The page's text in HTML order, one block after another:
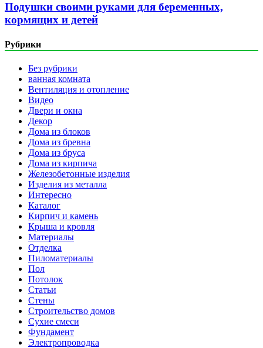
Подушки своими руками для беременных,
кормящих и детей
Рубрики
Без рубрики
ванная комната
Вентиляция и отопление
Видео
Двери и окна
Декор
Дома из блоков
Дома из бревна
Дома из бруса
Дома из кирпича
Железобетонные изделия
Изделия из металла
Интересно
Каталог
Кирпич и камень
Крыша и кровля
Материалы
Отделка
Пиломатериалы
Пол
Потолок
Статьи
Стены
Строительство домов
Сухие смеси
Фундамент
Электропроводка